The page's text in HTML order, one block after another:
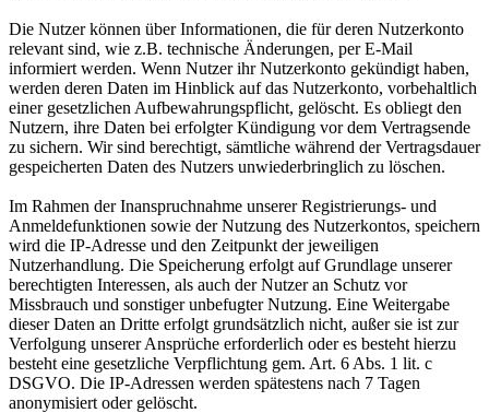
Die Nutzer können über Informationen, die für deren Nutzerkonto
relevant sind, wie z.B. technische Änderungen, per E-Mail
informiert werden. Wenn Nutzer ihr Nutzerkonto gekündigt haben,
werden deren Daten im Hinblick auf das Nutzerkonto, vorbehaltlich
einer gesetzlichen Aufbewahrungspflicht, gelöscht. Es obliegt den
Nutzern, ihre Daten bei erfolgter Kündigung vor dem Vertragsende
zu sichern. Wir sind berechtigt, sämtliche während der Vertragsdauer
gespeicherten Daten des Nutzers unwiederbringlich zu löschen.
Im Rahmen der Inanspruchnahme unserer Registrierungs- und
Anmeldefunktionen sowie der Nutzung des Nutzerkontos, speichern
wird die IP-Adresse und den Zeitpunkt der jeweiligen
Nutzerhandlung. Die Speicherung erfolgt auf Grundlage unserer
berechtigten Interessen, als auch der Nutzer an Schutz vor
Missbrauch und sonstiger unbefugter Nutzung. Eine Weitergabe
dieser Daten an Dritte erfolgt grundsätzlich nicht, außer sie ist zur
Verfolgung unserer Ansprüche erforderlich oder es besteht hierzu
besteht eine gesetzliche Verpflichtung gem. Art. 6 Abs. 1 lit. c
DSGVO. Die IP-Adressen werden spätestens nach 7 Tagen
anonymisiert oder gelöscht.